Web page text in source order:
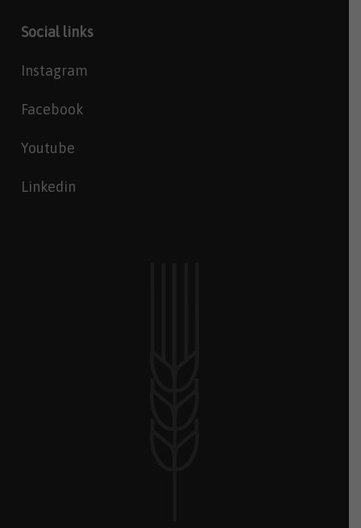
Social links
Instagram
Facebook
Youtube
Linkedin